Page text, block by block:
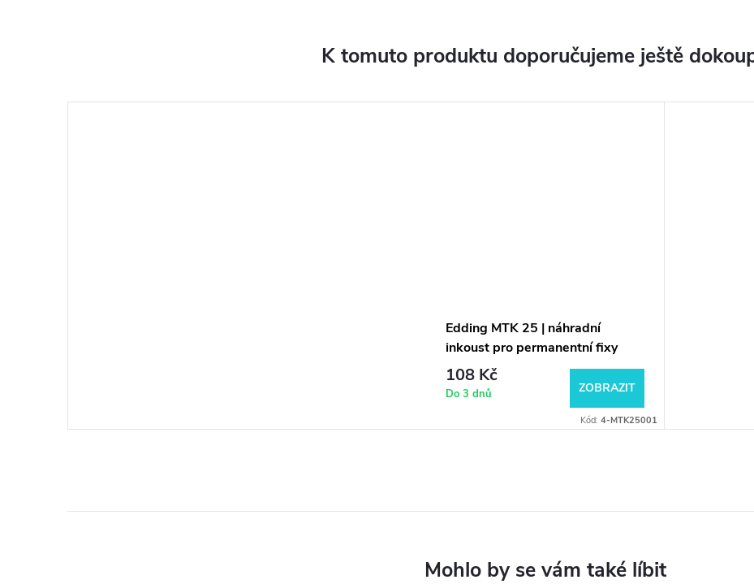
K tomuto produktu doporučujeme ještě
Edding MTK 25 | náhradní
inkoust pro permanentní fixy
108 Kč
Do 3 dnů ZOBRAZIT
Kód: 4-MTK25001